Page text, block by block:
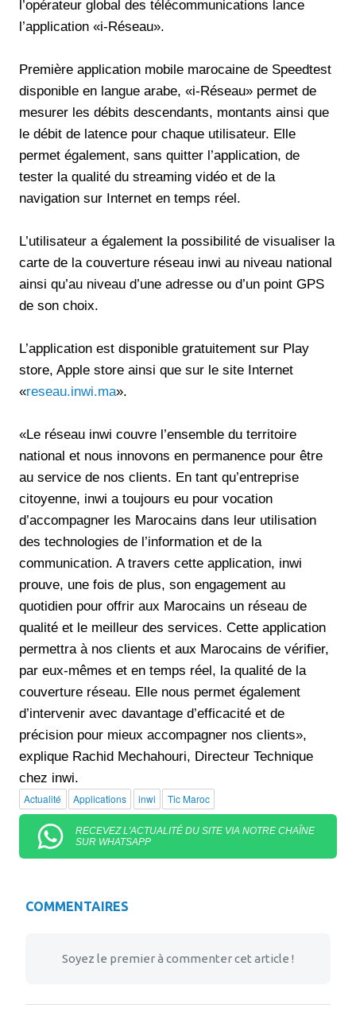
l’opérateur global des télécommunications lance
l’application «i-Réseau».
Première application mobile marocaine de Speedtest
disponible en langue arabe, «i-Réseau» permet de
mesurer les débits descendants, montants ainsi que
le débit de latence pour chaque utilisateur. Elle
permet également, sans quitter l’application, de
tester la qualité du streaming vidéo et de la
navigation sur Internet en temps réel.
L’utilisateur a également la possibilité de visualiser la
carte de la couverture réseau inwi au niveau national
ainsi qu’au niveau d’une adresse ou d’un point GPS
de son choix.
L’application est disponible gratuitement sur Play
store, Apple store ainsi que sur le site Internet
«reseau.inwi.ma».
«Le réseau inwi couvre l’ensemble du territoire
national et nous innovons en permanence pour être
au service de nos clients. En tant qu’entreprise
citoyenne, inwi a toujours eu pour vocation
d’accompagner les Marocains dans leur utilisation
des technologies de l’information et de la
communication. A travers cette application, inwi
prouve, une fois de plus, son engagement au
quotidien pour offrir aux Marocains un réseau de
qualité et le meilleur des services. Cette application
permettra à nos clients et aux Marocains de vérifier,
par eux-mêmes et en temps réel, la qualité de la
couverture réseau. Elle nous permet également
d’intervenir avec davantage d’efficacité et de
précision pour mieux accompagner nos clients»,
explique Rachid Mechahouri, Directeur Technique
chez inwi.
Actualité Applications inwi Tic Maroc
RECEVEZ L'ACTUALITÉ DU SITE VIA NOTRE CHAÎNE
SUR WHATSAPP
COMMENTAIRES
Soyez le premier à commenter cet article !